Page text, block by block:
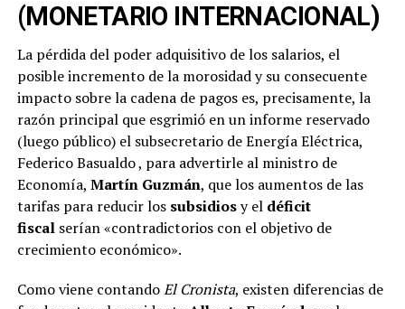
(MONETARIO INTERNACIONAL)
La pérdida del poder adquisitivo de los salarios, el
posible incremento de la morosidad y su consecuente
impacto sobre la cadena de pagos es, precisamente, la
razón principal que esgrimió en un informe reservado
(luego público) el subsecretario de Energía Eléctrica,
Federico Basualdo , para advertirle al ministro de
Economía, Martín Guzmán, que los aumentos de las
tarifas para reducir los subsidiosy el déficit
fiscalserían «contradictorios con el objetivo de
crecimiento económico».
Como viene contandoEl Cronista, existen diferencias de